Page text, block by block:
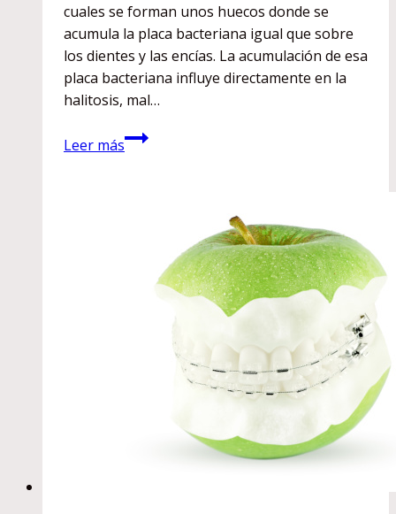
cuales se forman unos huecos donde se
acumula la placa bacteriana igual que sobre
los dientes y las encías. La acumulación de esa
placa bacteriana influye directamente en la
halitosis, mal…
Leer másLimpieza
lingual